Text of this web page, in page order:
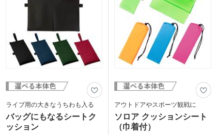
ライブ用の大きなうちわも入る
バッグにもなるシートク
ッション
アウトドアやスポーツ観戦に
ソロア クッションシート
（巾着付）